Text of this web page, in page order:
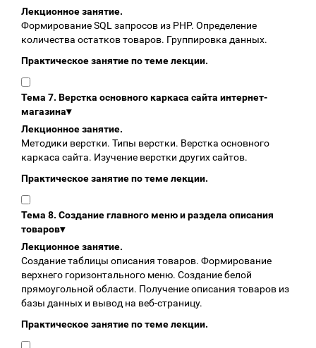
Лекционное занятие.
Формирование SQL запросов из PHP. Определение
количества остатков товаров. Группировка данных.
Практическое занятие по теме лекции.
Тема 7. Верстка основного каркаса сайта интернет-
магазина▾
Лекционное занятие.
Методики верстки. Типы верстки. Верстка основного
каркаса сайта. Изучение верстки других сайтов.
Практическое занятие по теме лекции.
Тема 8. Создание главного меню и раздела описания
товаров▾
Лекционное занятие.
Создание таблицы описания товаров. Формирование
верхнего горизонтального меню. Создание белой
прямоугольной области. Получение описания товаров из
базы данных и вывод на веб-страницу.
Практическое занятие по теме лекции.